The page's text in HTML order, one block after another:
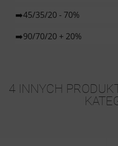
➡️45/35/20 - 70%
➡️90/70/20 + 20%
4 INNYCH